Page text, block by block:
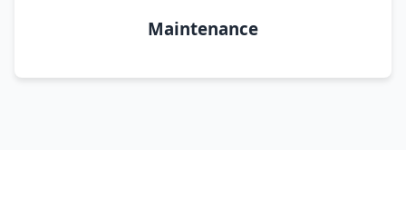
Maintenance